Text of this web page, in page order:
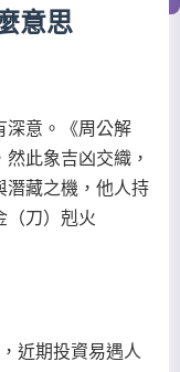
意思
深意。《周公解
此象吉凶交織，
潛藏之機，他人持
（刀）剋火
近期投資易遇人